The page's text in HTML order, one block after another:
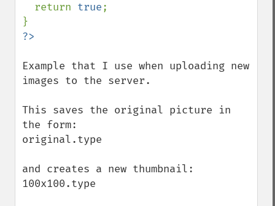
  return
true;
Example that I use when uploading new
images to the server.
This saves the original picture in
the form:
original.type
and creates a new thumbnail:
100x100.type